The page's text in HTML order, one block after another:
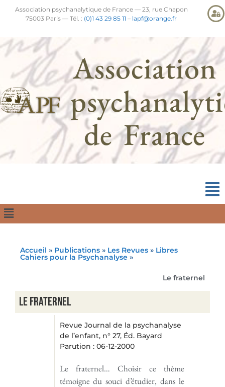
Association psychanalytique de France — 23, rue Chapon
75003 Paris — Tél. : (0)1 43 29 85 11 – lapf@orange.fr
Association
de France
Accueil » Publications » Les Revues » Libres
Cahiers pour la Psychanalyse »
Le fraternel
Le fraternel
Revue Journal de la psychanalyse
de l’enfant, n° 27, Éd. Bayard
Parution : 06-12-2000
Le fraternel… Choisir ce thème
témoigne du souci d’étudier, dans le